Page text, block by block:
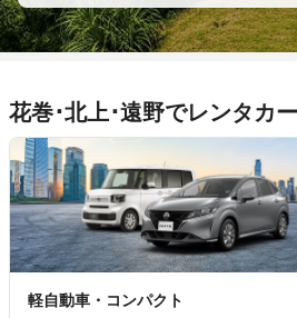
花巻･北上･遠野でレンタカ
軽自動車・コンパクト